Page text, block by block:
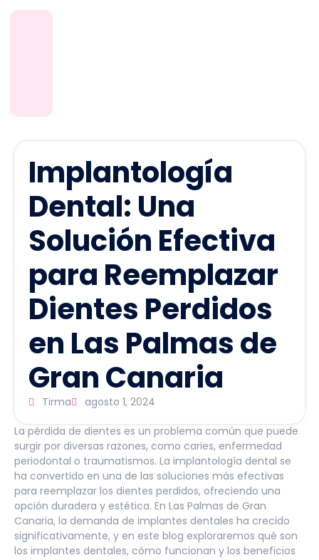
Implantología
Dental: Una
Solución Efectiva
para Reemplazar
Dientes Perdidos
en Las Palmas de
Gran Canaria
Tirma agosto 1, 2024
La pérdida de dientes es un problema común que puede
surgir por diversas razones, como caries, enfermedad
periodontal o traumatismos. La implantología dental se
ha convertido en una de las soluciones más efectivas
para reemplazar los dientes perdidos, ofreciendo una
opción duradera y estética. En Las Palmas de Gran
Canaria, la demanda de implantes dentales ha crecido
significativamente, y en este blog exploraremos qué son
los implantes dentales, cómo funcionan y los beneficios